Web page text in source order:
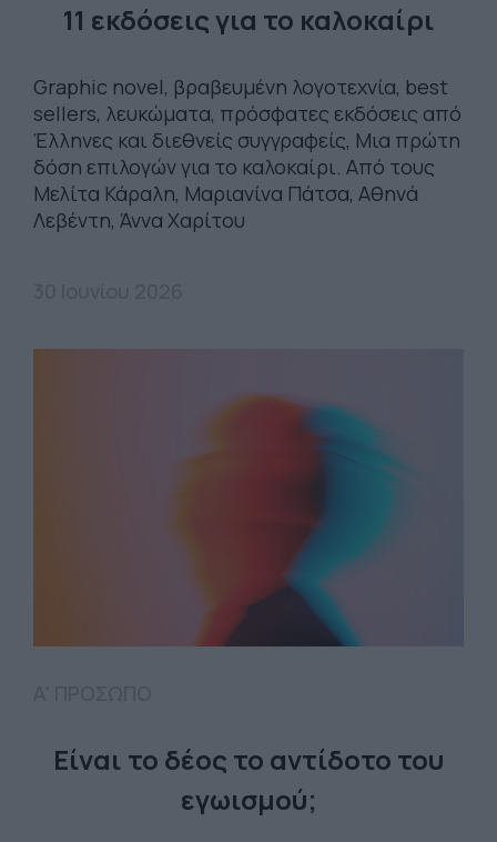
11 εκδόσεις για το καλοκαίρι
Graphic novel, βραβευμένη λογοτεχνία, best
sellers, λευκώματα, πρόσφατες εκδόσεις από
Έλληνες και διεθνείς συγγραφείς, Μια πρώτη
δόση επιλογών για το καλοκαίρι. Από τους
Μελίτα Κάραλη, Μαριανίνα Πάτσα, Αθηνά
Λεβέντη, Άννα Χαρίτου
Είναι το δέος το αντίδοτο του
εγωισμού;